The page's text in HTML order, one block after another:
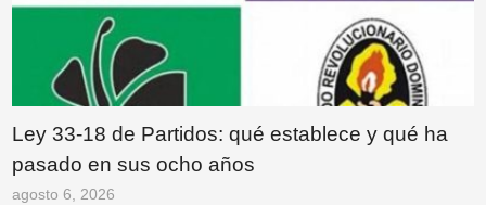
Ley 33-18 de Partidos: qué establece y qué ha
pasado en sus ocho años
agosto 6, 2026